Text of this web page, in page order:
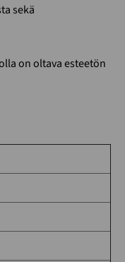
sekä
on oltava esteetön